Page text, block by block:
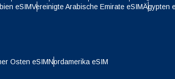
eSIMVereinigte Arabische Emirate eSIMÄgypten
Osten eSIMNordamerika eSIM
SGD - Singapur-Dollar